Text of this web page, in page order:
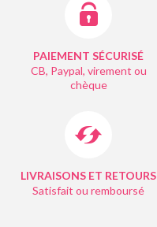
PAIEMENT SÉCURISÉ
CB, Paypal, virement ou
chèque
LIVRAISONS ET RETOURS
Satisfait ou remboursé